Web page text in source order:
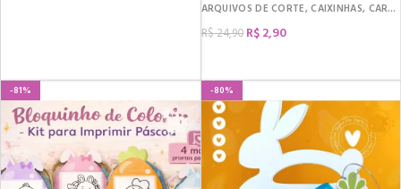
ARQUIVOS DE CORTE,CAIXINHAS, CARDS E TAGS
R$24,90 R$2,90
-81% -80%